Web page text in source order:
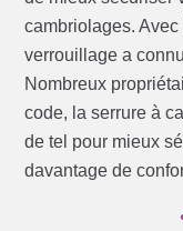
cambriolages.
verrouillage a
Nombreux
code, la serrure à
de tel pour mieux
davantage de